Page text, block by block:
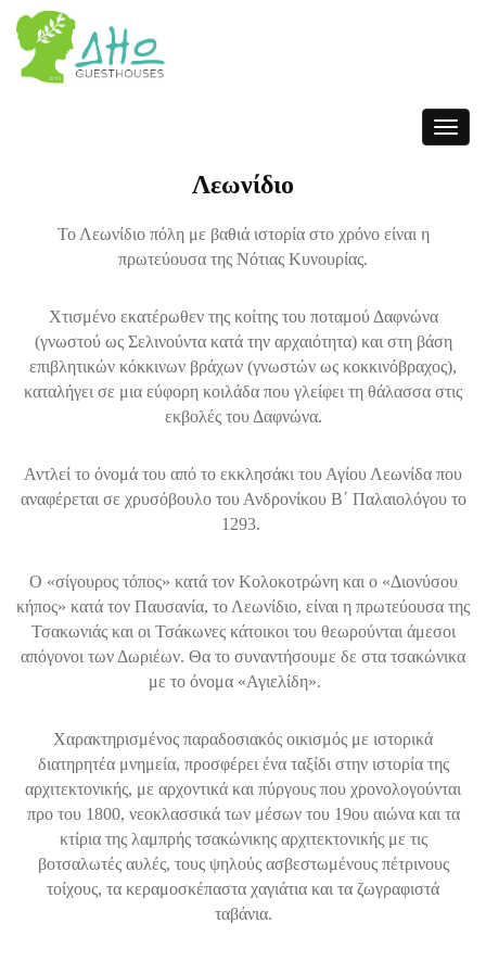
Toggle
Λεωνίδιο
Το Λεωνίδιο πόλη με βαθιά ιστορία στο χρόνο είναι η
πρωτεύουσα της Νότιας Κυνουρίας.
Χτισμένο εκατέρωθεν της κοίτης του ποταμού Δαφνώνα
(γνωστού ως Σελινούντα κατά την αρχαιότητα) και στη βάση
επιβλητικών κόκκινων βράχων (γνωστών ως κοκκινόβραχος),
καταλήγει σε μια εύφορη κοιλάδα που γλείφει τη θάλασσα στις
εκβολές του Δαφνώνα.
Αντλεί το όνομά του από το εκκλησάκι του Αγίου Λεωνίδα που
αναφέρεται σε χρυσόβουλο του Ανδρονίκου Β΄ Παλαιολόγου το
1293.
Ο «σίγουρος τόπος» κατά τον Κολοκοτρώνη και ο «Διονύσου
κήπος» κατά τον Παυσανία, το Λεωνίδιο, είναι η πρωτεύουσα της
Τσακωνιάς και οι Τσάκωνες κάτοικοι του θεωρούνται άμεσοι
απόγονοι των Δωριέων. Θα το συναντήσουμε δε στα τσακώνικα
με το όνομα «Αγιελίδη».
Χαρακτηρισμένος παραδοσιακός οικισμός με ιστορικά
διατηρητέα μνημεία, προσφέρει ένα ταξίδι στην ιστορία της
αρχιτεκτονικής, με αρχοντικά και πύργους που χρονολογούνται
προ του 1800, νεοκλασσικά των μέσων του 19ου αιώνα και τα
κτίρια της λαμπρής τσακώνικης αρχιτεκτονικής με τις
βοτσαλωτές αυλές, τους ψηλούς ασβεστωμένους πέτρινους
τοίχους, τα κεραμοσκέπαστα χαγιάτια και τα ζωγραφιστά
ταβάνια.